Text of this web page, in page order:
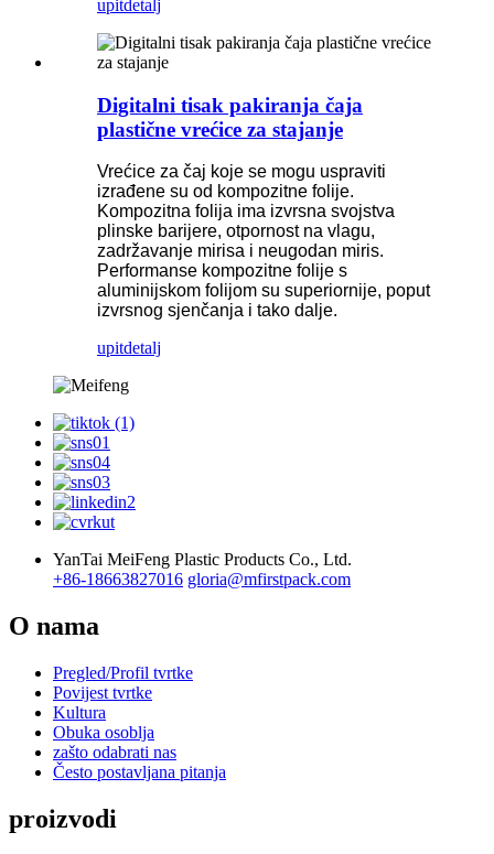
upitdetalj
Digitalni tisak pakiranja čaja
plastične vrećice za stajanje
Vrećice za čaj koje se mogu uspraviti
izrađene su od kompozitne folije.
Kompozitna folija ima izvrsna svojstva
plinske barijere, otpornost na vlagu,
zadržavanje mirisa i neugodan miris.
Performanse kompozitne folije s
aluminijskom folijom su superiornije, poput
izvrsnog sjenčanja i tako dalje.
upitdetalj
YanTai MeiFeng Plastic Products Co., Ltd.
+86-18663827016 gloria@mfirstpack.com
O nama
Pregled/Profil tvrtke
Povijest tvrtke
Kultura
Obuka osoblja
zašto odabrati nas
Često postavljana pitanja
proizvodi